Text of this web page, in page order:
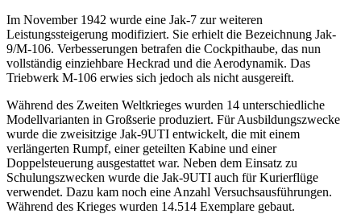
Im November 1942 wurde eine Jak-7 zur weiteren
Leistungssteigerung modifiziert. Sie erhielt die Bezeichnung Jak-
9/M-106. Verbesserungen betrafen die Cockpithaube, das nun
vollständig einziehbare Heckrad und die Aerodynamik. Das
Triebwerk M-106 erwies sich jedoch als nicht ausgereift.
Während des Zweiten Weltkrieges wurden 14 unterschiedliche
Modellvarianten in Großserie produziert. Für Ausbildungszwecke
wurde die zweisitzige Jak-9UTI entwickelt, die mit einem
verlängerten Rumpf, einer geteilten Kabine und einer
Doppelsteuerung ausgestattet war. Neben dem Einsatz zu
Schulungszwecken wurde die Jak-9UTI auch für Kurierflüge
verwendet. Dazu kam noch eine Anzahl Versuchsausführungen.
Während des Krieges wurden 14.514 Exemplare gebaut.